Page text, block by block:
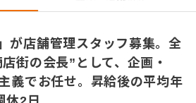
の浸透など
が店舗管理スタッフ募集。全
街の会長”として、企画・
義でお任せ。昇給後の平均年